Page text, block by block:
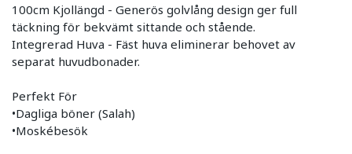
100cm Kjollängd - Generös golvlång design ger full
täckning för bekvämt sittande och stående.
Integrerad Huva - Fäst huva eliminerar behovet av
separat huvudbonader.
Perfekt För
•Dagliga böner (Salah)
•Moskébesök